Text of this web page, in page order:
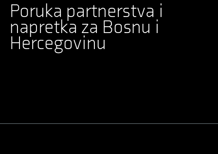
Poruka partnerstva i
napretka za Bosnu i
Hercegovinu